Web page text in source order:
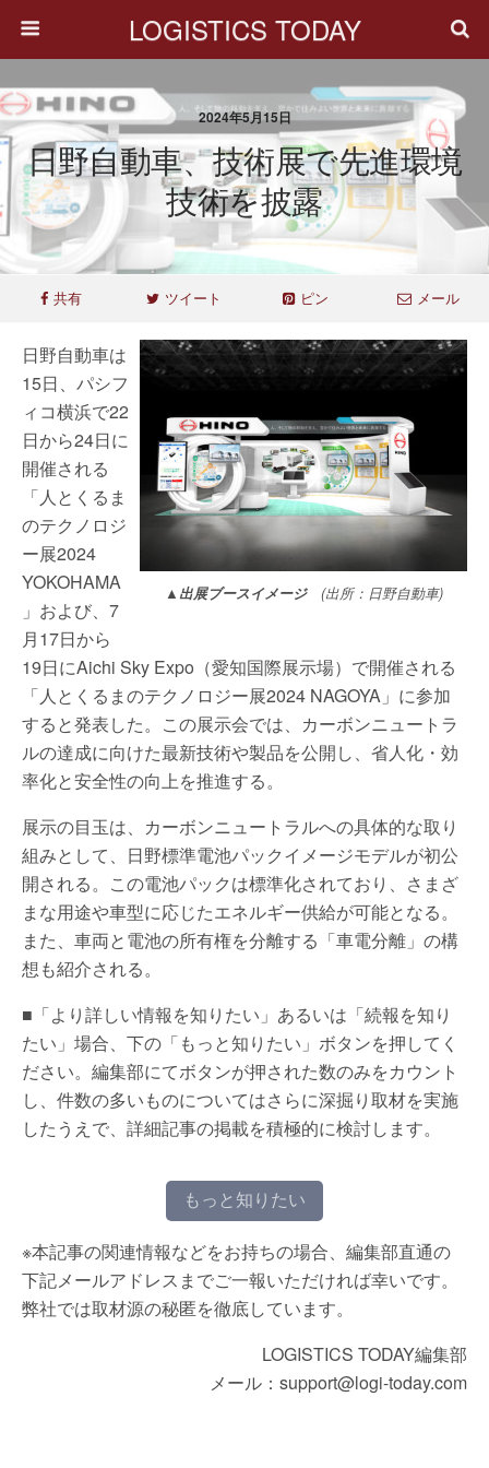
LOGISTICS TODAY
2024年5月15日
日野自動車、技術展で先進環境
技術を披露
共有 ツイート ピン メール
▲出展ブースイメージ(出所：日野自動車)
日野自動車は
15日、パシフ
ィコ横浜で22
日から24日に
開催される
「人とくるま
のテクノロジ
ー展2024
YOKOHAMA
」および、7
月17日から
19日にAichi Sky Expo（愛知国際展示場）で開催される
「人とくるまのテクノロジー展2024 NAGOYA」に参加
すると発表した。この展示会では、カーボンニュートラ
ルの達成に向けた最新技術や製品を公開し、省人化・効
率化と安全性の向上を推進する。
展示の目玉は、カーボンニュートラルへの具体的な取り
組みとして、日野標準電池パックイメージモデルが初公
開される。この電池パックは標準化されており、さまざ
まな用途や車型に応じたエネルギー供給が可能となる。
また、車両と電池の所有権を分離する「車電分離」の構
想も紹介される。
■「より詳しい情報を知りたい」あるいは「続報を知り
たい」場合、下の「もっと知りたい」ボタンを押してく
ださい。編集部にてボタンが押された数のみをカウント
し、件数の多いものについてはさらに深掘り取材を実施
したうえで、詳細記事の掲載を積極的に検討します。
もっと知りたい
※本記事の関連情報などをお持ちの場合、編集部直通の
下記メールアドレスまでご一報いただければ幸いです。
弊社では取材源の秘匿を徹底しています。
LOGISTICS TODAY編集部
メール：support@logi-today.com